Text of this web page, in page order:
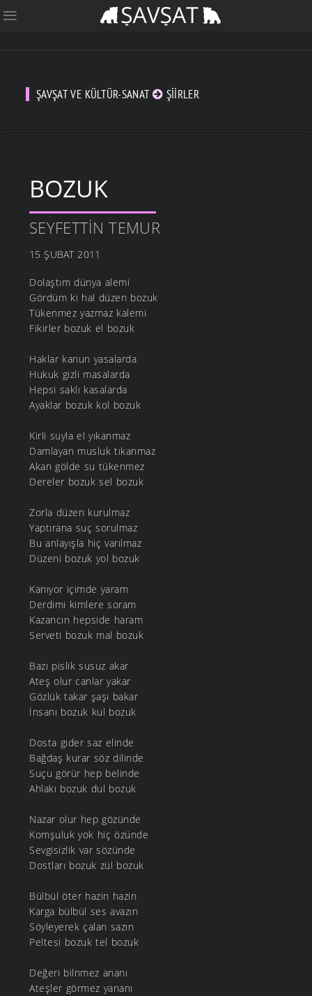
ŞAVŞAT VE KÜLTÜR-SANAT ŞIIRLER
BOZUK
SEYFETTIN TEMUR
15 ŞUBAT 2011
Dolaştım dünya alemi
Gördüm ki hal düzen bozuk
Tükenmez yazmaz kalemi
Fikirler bozuk el bozuk
Haklar kanun yasalarda
Hukuk gizli masalarda
Hepsi saklı kasalarda
Ayaklar bozuk kol bozuk
Kirli suyla el yıkanmaz
Damlayan musluk tıkanmaz
Akan gölde su tükenmez
Dereler bozuk sel bozuk
Zorla düzen kurulmaz
Yaptırana suç sorulmaz
Bu anlayışla hiç varılmaz
Düzeni bozuk yol bozuk
Kanıyor içimde yaram
Derdimi kimlere soram
Kazancın hepside haram
Serveti bozuk mal bozuk
Bazı pislik susuz akar
Ateş olur canlar yakar
Gözlük takar şaşı bakar
İnsanı bozuk kul bozuk
Dosta gider saz elinde
Bağdaş kurar söz dilinde
Suçu görür hep belinde
Ahlakı bozuk dul bozuk
Nazar olur hep gözünde
Komşuluk yok hiç özünde
Sevgisizlik var sözünde
Dostları bozuk zül bozuk
Bülbül öter hazin hazin
Karga bülbül ses avazın
Söyleyerek çalan sazın
Peltesi bozuk tel bozuk
Değeri bilnmez ananı
Ateşler görmez yananı